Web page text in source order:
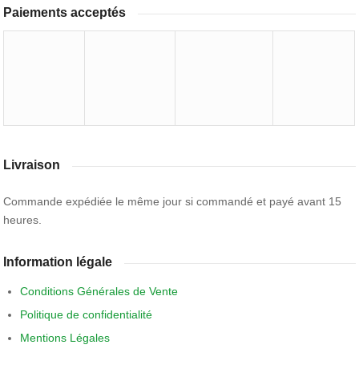
Paiements acceptés
Livraison
Commande expédiée le même jour si commandé et payé avant 15
heures.
Information légale
Conditions Générales de Vente
Politique de confidentialité
Mentions Légales